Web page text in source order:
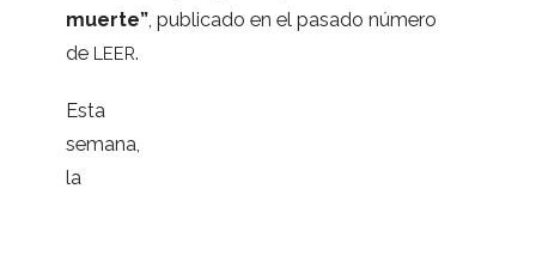
muerte”, publi­cado en el pasado número
de LEER.
Esta
semana,
la